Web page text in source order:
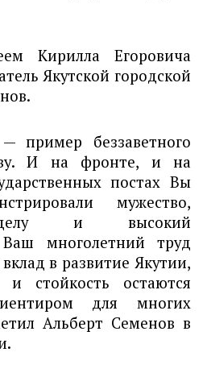
Кирилла Егоровича
Якутской городской
пример беззаветного
И на фронте, и на
постах Вы
мужество,
делу и высокий
Ваш многолетний труд
в развитие Якутии,
стойкость остаются
для многих
Альберт Семенов в